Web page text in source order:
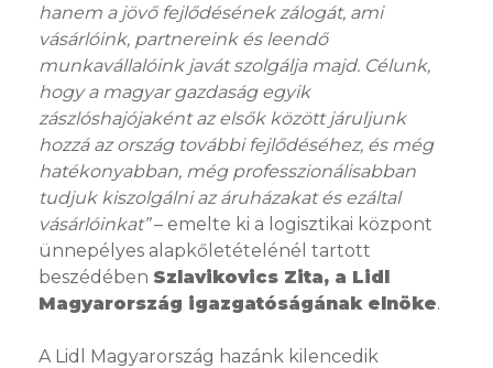
hanem a jövő fejlődésének zálogát, ami
vásárlóink, partnereink és leendő
munkavállalóink javát szolgálja majd. Célunk,
hogy a magyar gazdaság egyik
zászlóshajójaként az elsők között járuljunk
hozzá az ország további fejlődéséhez, és még
hatékonyabban, még professzionálisabban
tudjuk kiszolgálni az áruházakat és ezáltal
vásárlóinkat”– emelte ki a logisztikai központ
ünnepélyes alapkőletételénél tartott
beszédében Szlavikovics Zita, a Lidl
Magyarország igazgatóságának elnöke.
A Lidl Magyarország hazánk kilencedik